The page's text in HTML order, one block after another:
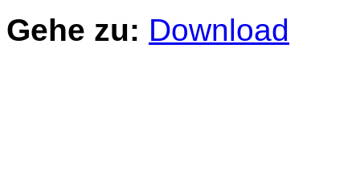
Gehe zu: Download